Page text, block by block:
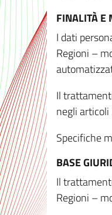
FINALITÀ E
I dati
Regioni –
Il
negli
Specifiche
BASE
Il
Regioni –